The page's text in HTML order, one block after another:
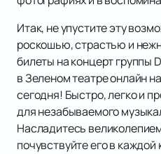
Итак, не упустите эту
роскошью, страстью и
билеты на концерт группы
в Зеленом театре онлайн
сегодня! Быстро, легко и
для незабываемого
Насладитесь
почувствуйте его в каждой